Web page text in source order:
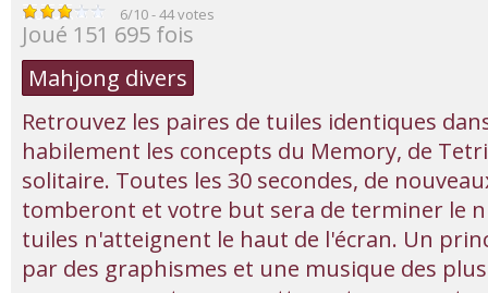
6/10-44votes
Joué 151 695 fois
Mahjong divers
Retrouvez les paires de tuiles identiques
habilement les concepts du Memory, de
solitaire. Toutes les 30 secondes, de
tomberont et votre but sera de terminer le
tuiles n'atteignent le haut de l'écran. Un
par des graphismes et une musique des